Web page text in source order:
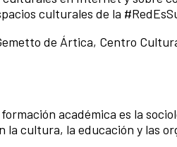
culturales de la
de Ártica, Centro
académica es la
la cultura, la educación y las